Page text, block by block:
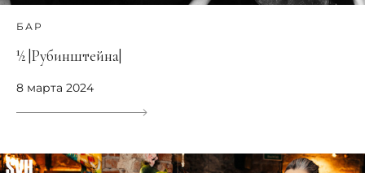
БАР
½ |Рубинштейна|
8 марта 2024